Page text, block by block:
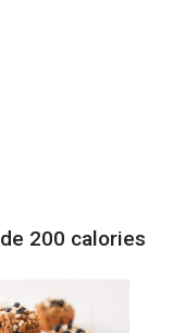
200 calories